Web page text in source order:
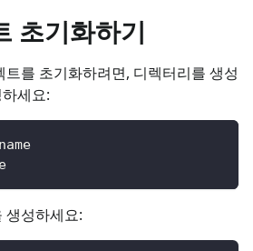
초기화하기
를 초기화하려면, 디렉터리를 생성
세요:
성하세요: